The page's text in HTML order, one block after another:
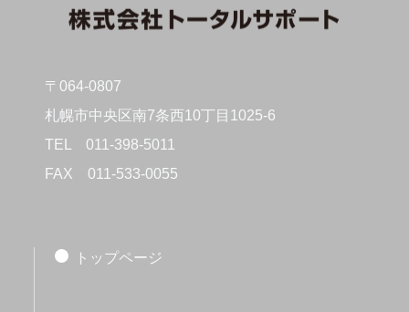
〒064-0807
札幌市中央区南7条西10丁目1025-6
TEL 011-398-5011
FAX 011-533-0055
トップページ